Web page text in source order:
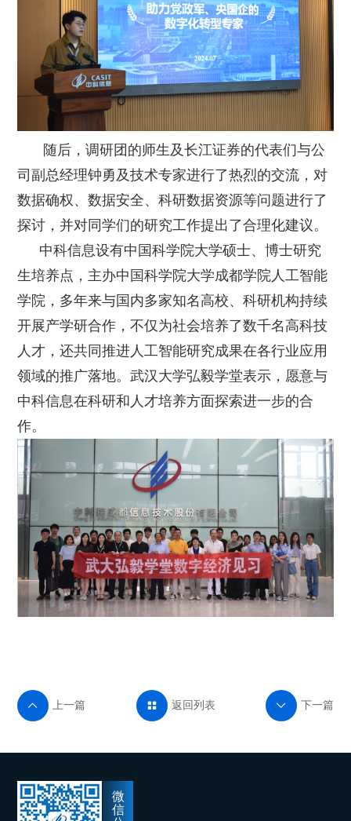
随后，调研团的师生及长江证券的代表们与公
司副总经理钟勇及技术专家进行了热烈的交流，对
数据确权、数据安全、科研数据资源等问题进行了
探讨，并对同学们的研究工作提出了合理化建议。
中科信息设有中国科学院大学硕士、博士研究
生培养点，主办中国科学院大学成都学院人工智能
学院，多年来与国内多家知名高校、科研机构持续
开展产学研合作，不仅为社会培养了数千名高科技
人才，还共同推进人工智能研究成果在各行业应用
领域的推广落地。武汉大学弘毅学堂表示，愿意与
中科信息在科研和人才培养方面探索进一步的合
作。
 上一篇  返回列表  下一篇
微
信